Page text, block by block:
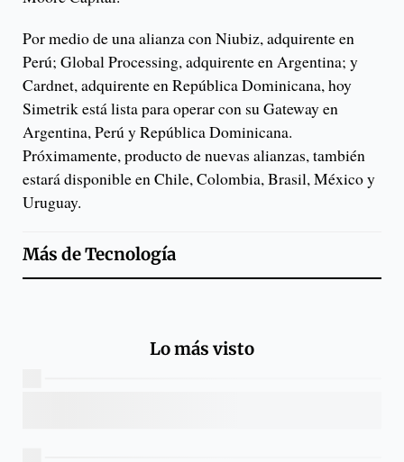
Por medio de una alianza con Niubiz, adquirente en
Perú; Global Processing, adquirente en Argentina; y
Cardnet, adquirente en República Dominicana, hoy
Simetrik está lista para operar con su Gateway en
Argentina, Perú y República Dominicana.
Próximamente, producto de nuevas alianzas, también
estará disponible en Chile, Colombia, Brasil, México y
Uruguay.
Más deTecnología
Lo más visto